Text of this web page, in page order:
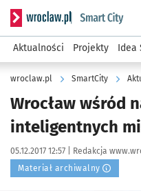
Serwis informacyjny
Aktualności Projekty Idea
wroclaw.pl SmartCity
Wrocław wśród
inteligentnych
Data publikacji:
05.12.2017 12:57 | Autor:
Redakcja
Materiał archiwalny